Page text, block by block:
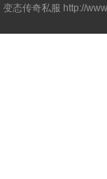
变态传奇私服 http://